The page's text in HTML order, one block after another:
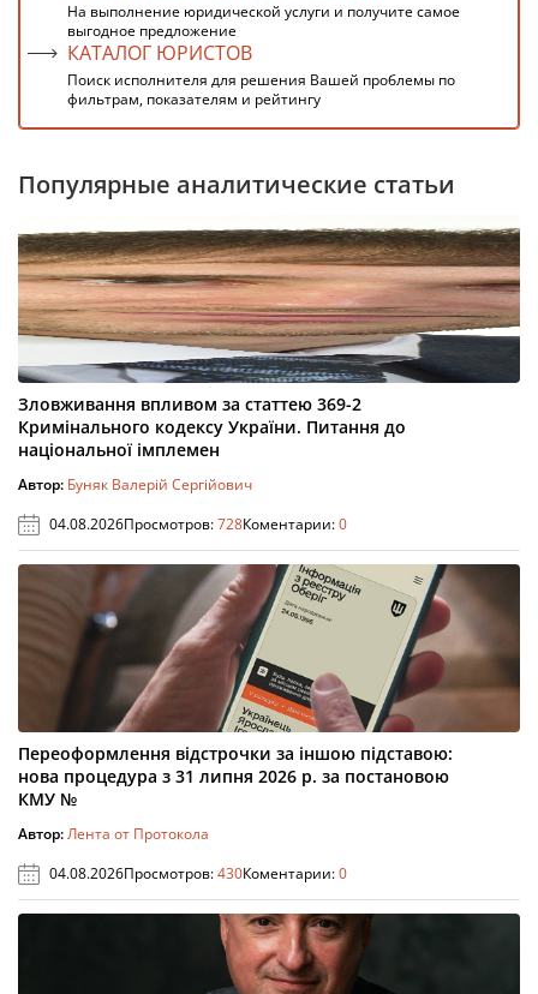
На выполнение юридической услуги и получите самое
выгодное предложение
КАТАЛОГ ЮРИСТОВ
Поиск исполнителя для решения Вашей проблемы по
фильтрам, показателям и рейтингу
Популярные аналитические статьи
Зловживання впливом за статтею 369-2
Кримінального кодексу України. Питання до
національної імплемен
Автор: Буняк Валерій Сергійович
04.08.2026Просмотров:728Коментарии:0
Переоформлення відстрочки за іншою підставою:
нова процедура з 31 липня 2026 р. за постановою
КМУ №
Автор:Лента от Протокола
04.08.2026Просмотров:430Коментарии:0